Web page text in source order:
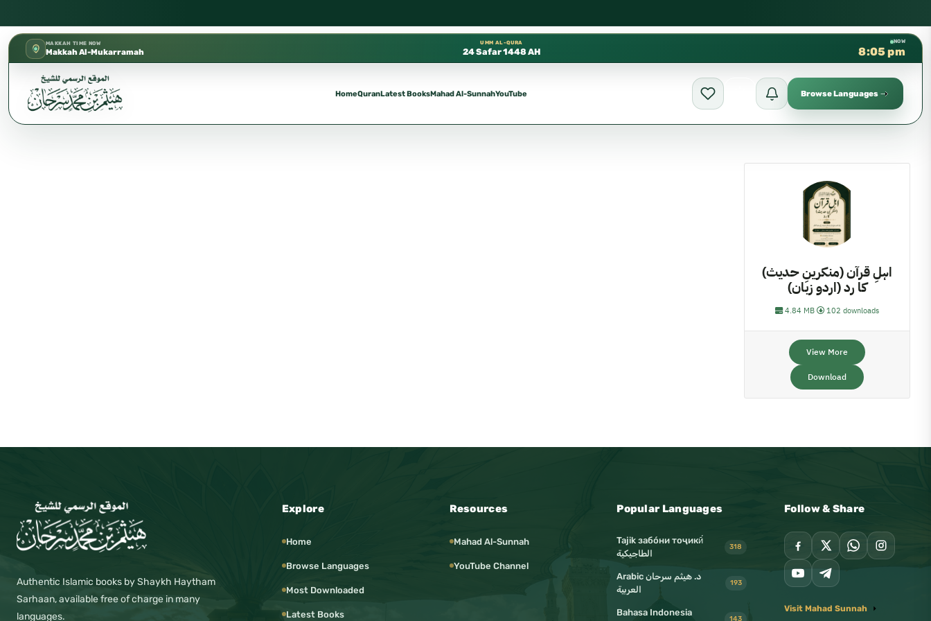
MAKKAH TIME NOW
Makkah Al-Mukarramah
UMM AL-QURA
24 Safar 1448 AH
NOW
8:05 pm
HomeQuranLatest BooksMahad Al-SunnahYouTube Browse Languages
اہلِ قرآن (منکرینِ حدیث)
کا رد (اردو زبان)
4.84 MB 102 downloads
View More
Download
Authentic Islamic books by Shaykh Haytham
Sarhaan, available free of charge in many
languages.
Explore
Home
Browse Languages
Most Downloaded
Latest Books
Resources
Mahad Al-Sunnah
YouTube Channel
Popular Languages
Tajik забо́ни тоҷикӣ́
الطاجيكية
318
د. هيثم سرحان Arabic
العربية
193
Bahasa Indonesia
143
Follow & Share
Visit Mahad Sunnah